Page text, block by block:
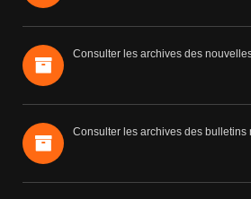
Consulter les archives des
Consulter les archives des bulletins